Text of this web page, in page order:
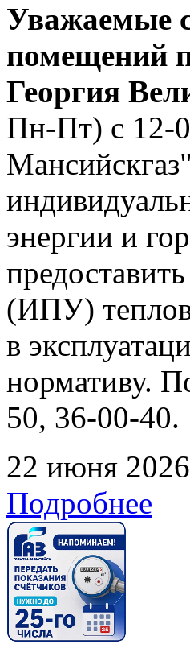
Уважаемые
помещений
Георгия
Пн-Пт) с 12-
энергии и
(ИПУ)
в
нормативу.
50, 36-00-40.
22 июня 2026
Подробнее